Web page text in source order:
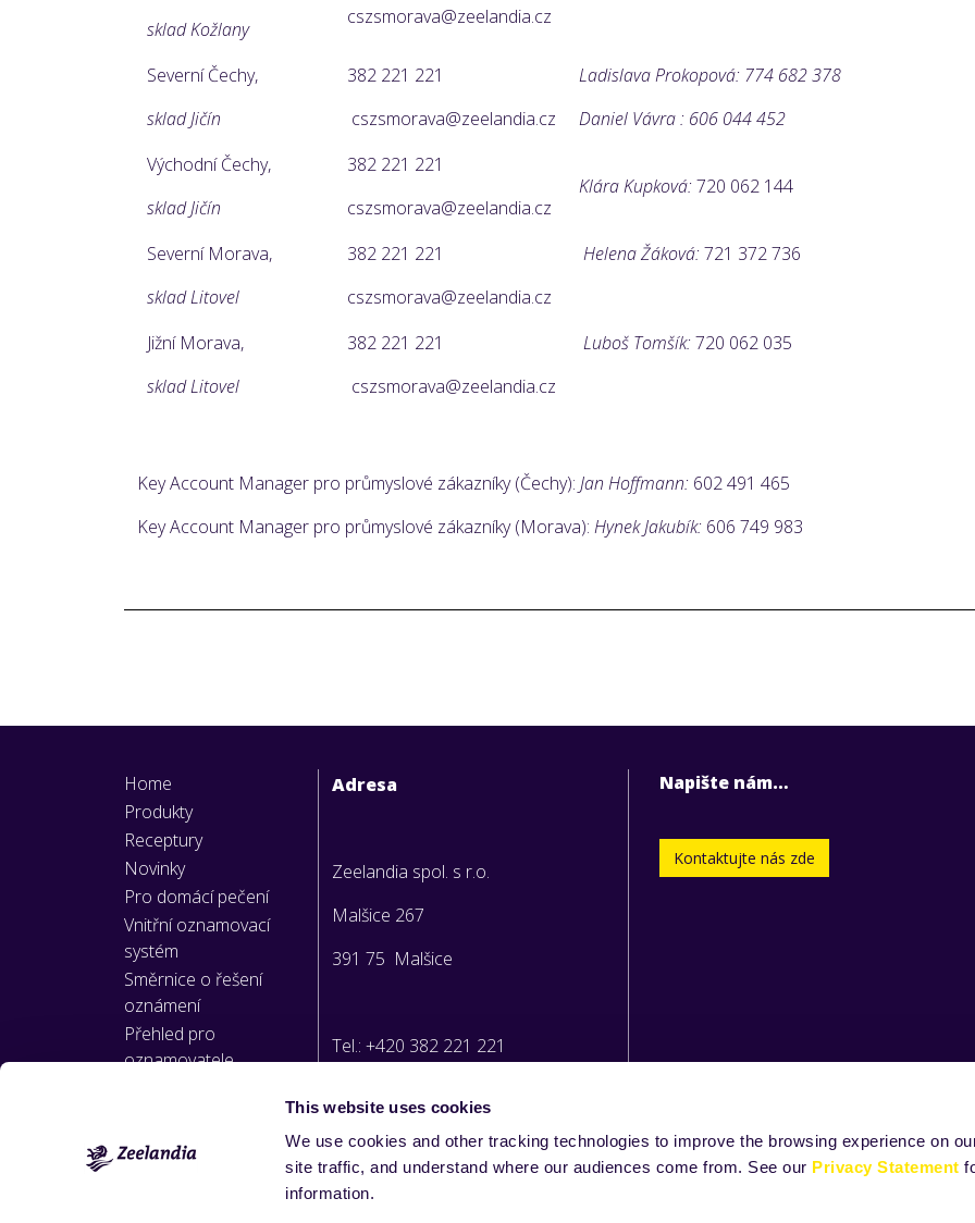
This website uses cookies
We use cookies and other tracking technologies to improve the browsing experience on
site traffic, and understand where our audiences come from. See our Privacy Statement
information.
sklad Kožlany
cszsmorava@zeelandia.cz
Severní Čechy,
sklad Jičín
382 221 221
cszsmorava@zeelandia.cz
Ladislava Prokopová: 774 682 378
Daniel Vávra: 606 044 452
Východní Čechy,
sklad Jičín
382 221 221
cszsmorava@zeelandia.cz
Klára Kupková:720 062 144
Severní Morava,
sklad Litovel
382 221 221
cszsmorava@zeelandia.cz
Helena Žáková:721 372 736
Jižní Morava,
sklad Litovel
382 221 221
cszsmorava@zeelandia.cz
Luboš Tomšík:720 062 035
Key Account Manager pro průmyslové zákazníky (Čechy): Jan Hoffmann: 602 491 465
Key Account Manager pro průmyslové zákazníky (Morava): Hynek Jakubík: 606 749 983
Home
Produkty
Receptury
Novinky
Pro domácí pečení
Vnitřní oznamovací
systém
Směrnice o řešení
oznámení
Přehled pro
oznamovatele
Adresa
Zeelandia spol. s r.o.
Malšice 267
391 75 Malšice
Tel.: +420 382 221 221
E-mail:
info@zeelandia.cz
Napište nám…
Kontaktujte nás zde